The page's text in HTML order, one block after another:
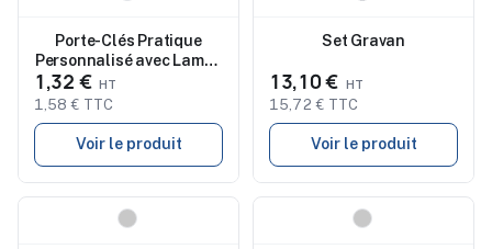
Porte-Clés Pratique
Personnalisé avec Lampe
Eluxo
1,32 €
1,58 € TTC
Voir le produit
Set Gravan
13,10 €
15,72 € TTC
Voir le produit